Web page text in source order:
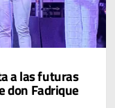
a las futuras
don Fadrique